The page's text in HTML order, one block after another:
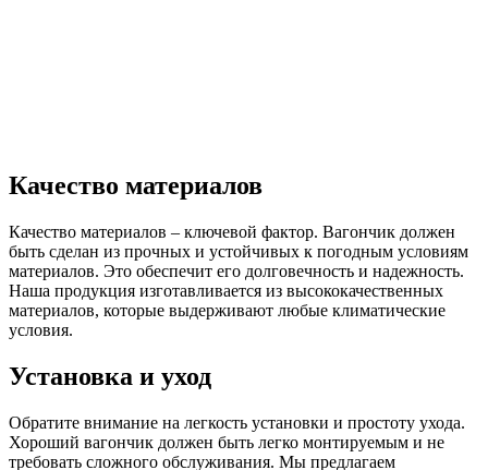
Качество материалов
Качество материалов – ключевой фактор. Вагончик должен
быть сделан из прочных и устойчивых к погодным условиям
материалов. Это обеспечит его долговечность и надежность.
Наша продукция изготавливается из высококачественных
материалов, которые выдерживают любые климатические
условия.
Установка и уход
Обратите внимание на легкость установки и простоту ухода.
Хороший вагончик должен быть легко монтируемым и не
требовать сложного обслуживания. Мы предлагаем